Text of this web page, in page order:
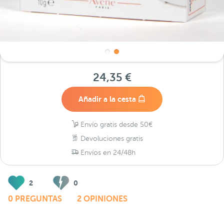
24,35 €
Añadir a la cesta
Envío gratis desde 50€
Devoluciones gratis
Envíos en 24/48h
2 0
0 PREGUNTAS 2 OPINIONES